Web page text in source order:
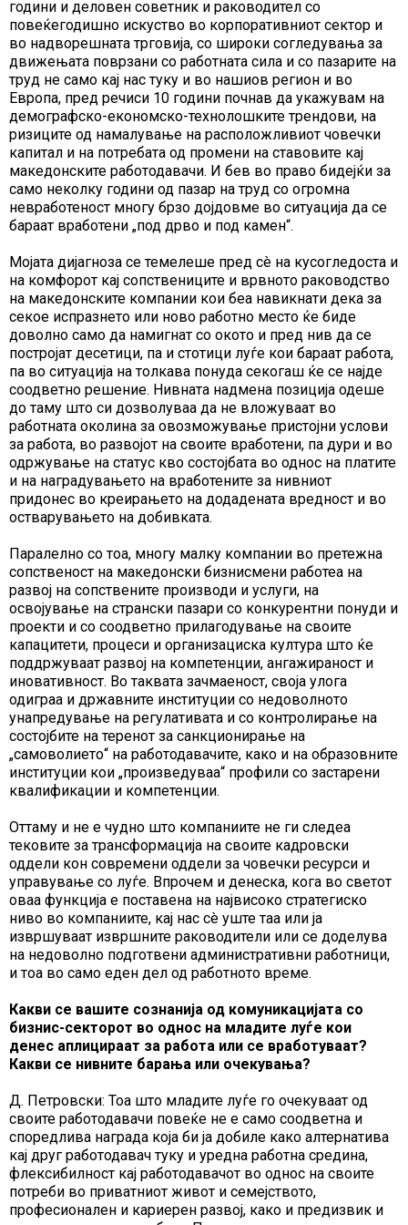
години и деловен советник и раководител со
повеќегодишно искуство во корпоративниот сектор и
во надворешната трговија, со широки согледувања за
движењата поврзани со работната сила и со пазарите на
труд не само кај нас туку и во нашиов регион и во
Европа, пред речиси 10 години почнав да укажувам на
демографско-економско-технолошките трендови, на
ризиците од намалување на расположливиот човечки
капитал и на потребата од промени на ставовите кај
македонските работодавачи. И бев во право бидејќи за
само неколку години од пазар на труд со огромна
невработеност многу брзо дојдовме во ситуација да се
бараат вработени „под дрво и под камен“.
Мојата дијагноза се темелеше пред сè на кусогледоста и
на комфорот кај сопствениците и врвното раководство
на македонските компании кои беа навикнати дека за
секое испразнето или ново работно место ќе биде
доволно само да намигнат со окото и пред нив да се
постројат десетици, па и стотици луѓе кои бараат работа,
па во ситуација на толкава понуда секогаш ќе се најде
соодветно решение. Нивната надмена позиција одеше
до таму што си дозволуваа да не вложуваат во
работната околина за овозможување пристојни услови
за работа, во развојот на своите вработени, па дури и во
одржување на статус кво состојбата во однос на платите
и на наградувањето на вработените за нивниот
придонес во креирањето на додадената вредност и во
остварувањето на добивката.
Паралелно со тоа, многу малку компании во претежна
сопственост на македонски бизнисмени работеа на
развој на сопствените производи и услуги, на
освојување на странски пазари со конкурентни понуди и
проекти и со соодветно прилагодување на своите
капацитети, процеси и организациска култура што ќе
поддржуваат развој на компетенции, ангажираност и
иновативност. Во таквата зачмаеност, своја улога
одиграа и државните институции со недоволното
унапредување на регулативата и со контролирање на
состојбите на теренот за санкционирање на
„самоволието“ на работодавачите, како и на образовните
институции кои „произведуваа“ профили со застарени
квалификации и компетенции.
Оттаму и не е чудно што компаниите не ги следеа
тековите за трансформација на своите кадровски
оддели кон современи оддели за човечки ресурси и
управување со луѓе. Впрочем и денеска, кога во светот
оваа функција е поставена на највисоко стратегиско
ниво во компаниите, кај нас сè уште таа или ја
извршуваат извршните раководители или се доделува
на недоволно подготвени административни работници,
и тоа во само еден дел од работното време.
Какви се вашите сознанија од комуникацијата со
бизнис-секторот во однос на младите луѓе кои
денес аплицираат за работа или се вработуваат?
Какви се нивните барања или очекувања?
Д. Петровски: Тоа што младите луѓе го очекуваат од
своите работодавачи повеќе не е само соодветна и
споредлива награда која би ја добиле како алтернатива
кај друг работодавач туку и уредна работна средина,
флексибилност кај работодавачот во однос на своите
потреби во приватниот живот и семејството,
професионален и кариерен развој, како и предизвик и